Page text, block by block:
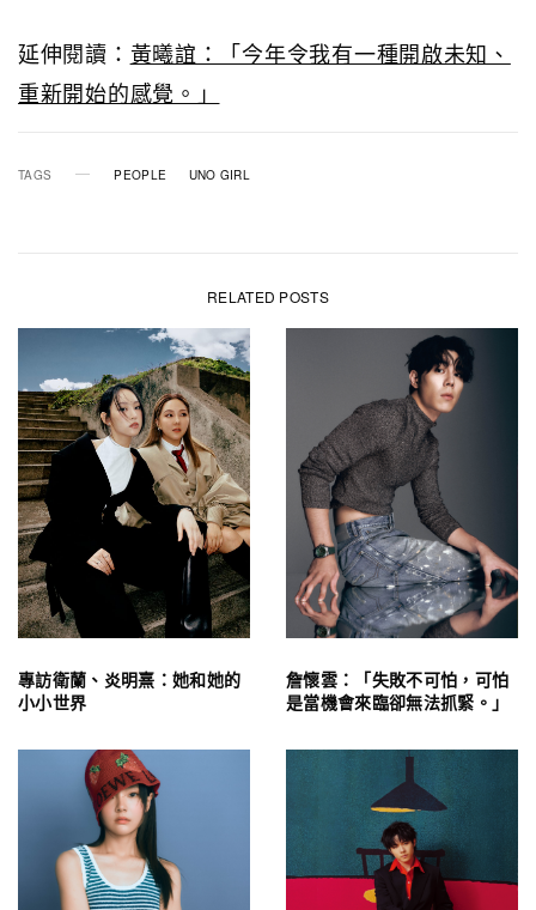
延伸閱讀： 黃曦誼：「今年令我有一種開啟未知、
重新開始的感覺。」
TAGS PEOPLE UNO GIRL
RELATED POSTS
專訪衛蘭、炎明熹：她和她的
小小世界
詹懷雲：「失敗不可怕，可怕
是當機會來臨卻無法抓緊。」